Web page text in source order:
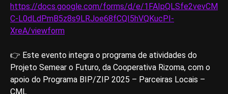
https://docs.google.com/forms/d/e/1FAIpQLSfe2vevCM
C-L0dLdPmB5z8s9LRJoe68fCQI5hVQKucPI-
XreA/viewform
👉 Este evento integra o programa de atividades do
Projeto Semear o Futuro, da Cooperativa Rizoma, com o
apoio do Programa BIP/ZIP 2025 – Parceiras Locais –
CML